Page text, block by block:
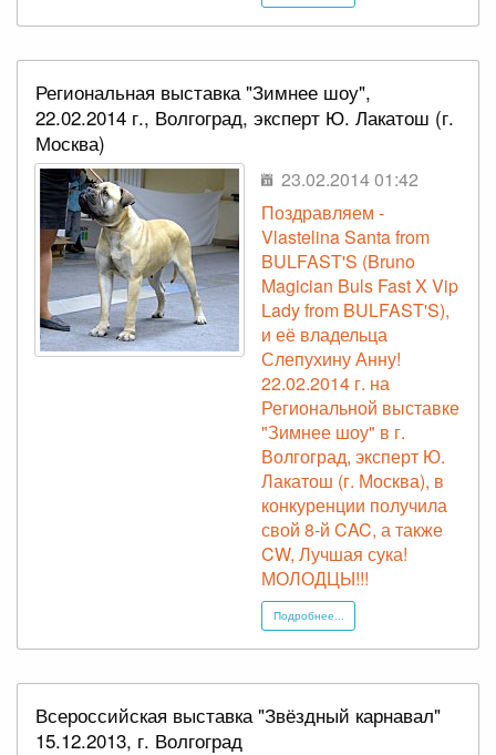
Региональная выставка "Зимнее шоу",
22.02.2014 г., Волгоград, эксперт Ю. Лакатош (г.
Москва)
23.02.2014 01:42
Поздравляем -
Vlastelina Santa from
BULFAST'S (Bruno
Magician Buls Fast X Vip
Lady from BULFAST'S),
и её владельца
Слепухину Анну!
22.02.2014 г. на
Региональной выставке
"Зимнее шоу" в г.
Волгоград, эксперт Ю.
Лакатош (г. Москва), в
конкуренции получила
свой 8-й CAC, а также
CW, Лучшая сука!
МОЛОДЦЫ!!!
Подробнее...
Всероссийская выставка "Звёздный карнавал"
15.12.2013, г. Волгоград